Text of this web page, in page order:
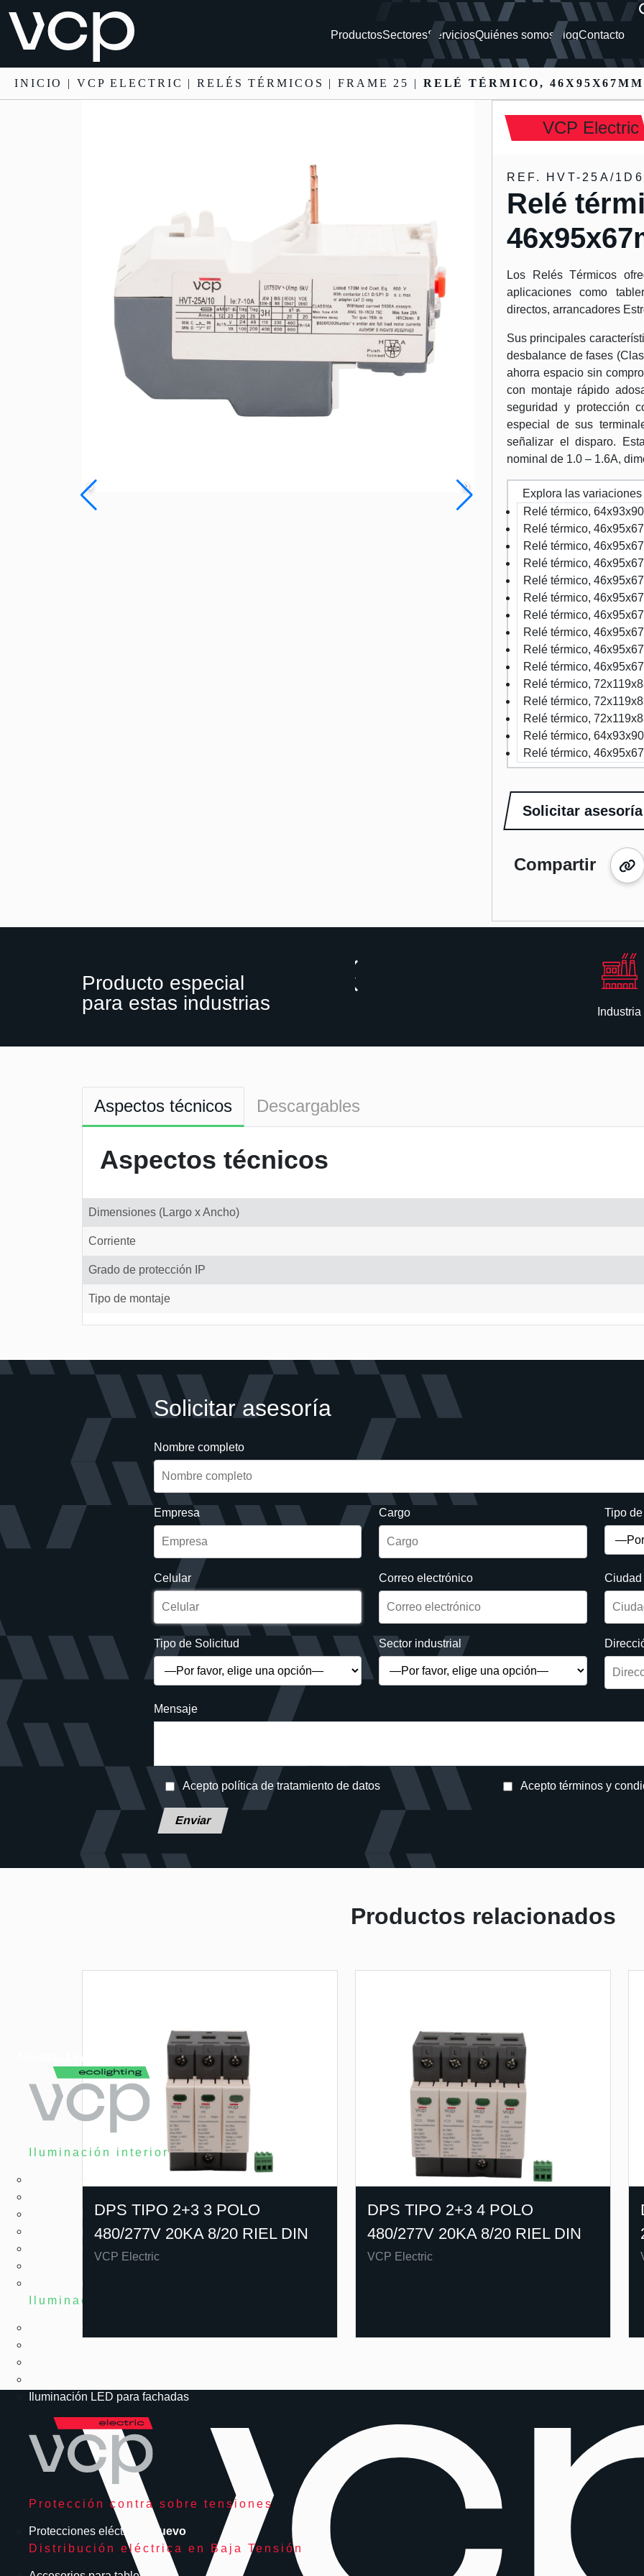
ProductosSectoresServiciosQuiénes somos BlogContacto
INICIO | VCP ELECTRIC |RELÉS TÉRMICOS | FRAME 25 | RELÉ TÉRMICO,
VCP Electric
REF. HVT-25A/1D6
Relé
Los Relés Térmicos
aplicaciones como
directos, arrancadores
Sus principales
desbalance de fases
ahorra espacio sin
con montaje rápido
seguridad y protección
especial de sus
señalizar el disparo.
nominal de 1.0 – 1.6A,
Explora las variaciones
Relé térmico,
Relé térmico,
Relé térmico,
Relé térmico,
Relé térmico,
Relé térmico,
Relé térmico,
Relé térmico,
Relé térmico,
Relé térmico,
Relé térmico,
Relé térmico,
Relé térmico,
Relé térmico,
Relé térmico,
Solicitar asesoría
Compartir
Producto especial
para estas industrias
Industria
Aspectos técnicos Descargables
Aspectos técnicos
Dimensiones (Largo x Ancho)
Corriente
Grado de protección IP
Tipo de montaje
Solicitar asesoría
Nombre completo
Empresa Cargo Tipo
Celular Correo electrónico Ciudad
Tipo de Solicitud Sector industrial
Mensaje
Acepto política de tratamiento de datos Acepto términos y
Deja este campo en blanco, por favor.
Productos relacionados
DPS TIPO 2+3 3 POLO
480/277V 20KA 8/20 RIEL DIN
VCP Electric
DPS TIPO 2+3 4 POLO
480/277V 20KA 8/20 RIEL DIN
VCP Electric
Lineas
Iluminación interior
Paneles LED
Iluminación LED arquitectónica
Herméticas LED
Emergencia LED
Iluminación exterior
Reflectores LED
Iluminación LED para fachadas
Protección contra sobre tensiones
Protecciones eléctricas
Nuevo
Distribución eléctrica en Baja Tensión